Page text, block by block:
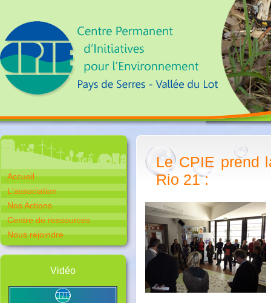
Accueil
L'association
Nos Actions
Centre de ressources
Nous rejoindre
Vidéo
Le CPIE prend
Rio 21 :